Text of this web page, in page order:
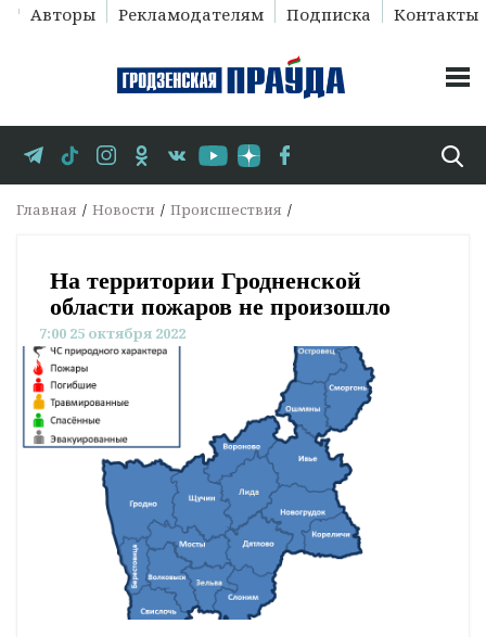
Авторы Рекламодателям Подписка Контакты
Главная Новости Происшествия
На территории Гродненской
области пожаров не произошло
7:00 25 октября 2022